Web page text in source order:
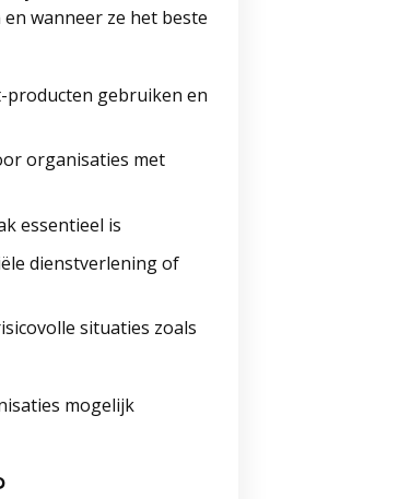
wanneer ze het beste
producten gebruiken en
organisaties met
essentieel is
dienstverlening of
situaties zoals
mogelijk